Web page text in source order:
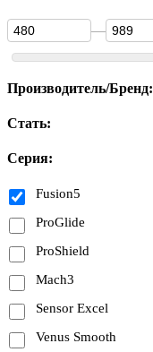
—
Производитель/Бренд:
Стать:
Серия:
Fusion5
ProGlide
ProShield
Mach3
Sensor Excel
Venus Smooth